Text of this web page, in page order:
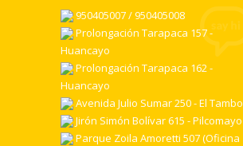
950405007 / 950405008
Prolongación Tarapaca 157 -
Huancayo
Prolongación Tarapaca 162 -
Huancayo
Avenida Julio Sumar 250 - El Tambo
Jirón Simón Bolívar 615 - Pilcomayo
Parque Zoila Amoretti 507 (Oficina